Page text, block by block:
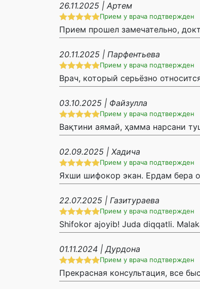
26.11.2025 | Артем
Прием у врача подтвержден
Прием прошел замечательно,
20.11.2025 | Парфентьева
Прием у врача подтвержден
Врач, который серьёзно
03.10.2025 | Файзулла
Прием у врача подтвержден
Вақтини аямай, ҳамма нарсани
02.09.2025 | Хадича
Прием у врача подтвержден
Яхши шифокор экан. Ердам бера
22.07.2025 | Газитураева
Прием у врача подтвержден
Shifokor ajoyib! Juda diqqatli.
01.11.2024 | Дурдона
Прием у врача подтвержден
Прекрасная консультация, все